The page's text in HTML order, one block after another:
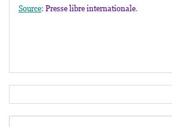
Source: Presse libre internationale.